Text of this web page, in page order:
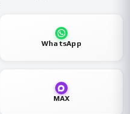
WhatsApp
MAX